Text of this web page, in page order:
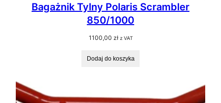
Bagażnik Tylny Polaris Scrambler
850/1000
1100,00 zł z VAT
Dodaj do koszyka